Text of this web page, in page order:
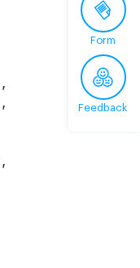
,
,
,
Form
Feedback